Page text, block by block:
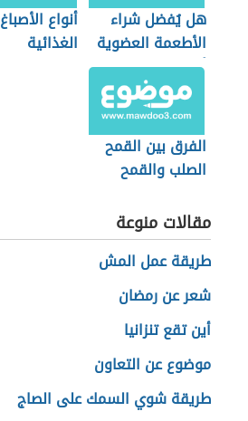
هل يُفضل شراء
الأطعمة العضوية
أثناء التسوق؟
أنواع الأصباغ
الغذائية
الفرق بين القمح
الصلب والقمح
مقالات منوعة
طريقة عمل المش
شعر عن رمضان
أين تقع تنزانيا
موضوع عن التعاون
طريقة شوي السمك على الصاج